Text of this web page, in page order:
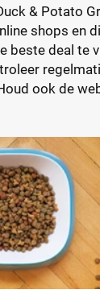
& Potato
shops en
beste deal te
ook de